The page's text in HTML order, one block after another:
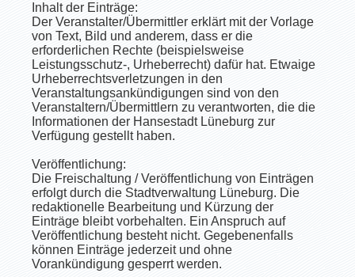
Inhalt der Einträge:
Der Veranstalter/Übermittler erklärt mit der Vorlage
von Text, Bild und anderem, dass er die
erforderlichen Rechte (beispielsweise
Leistungsschutz-, Urheberrecht) dafür hat. Etwaige
Urheberrechtsverletzungen in den
Veranstaltungsankündigungen sind von den
Veranstaltern/Übermittlern zu verantworten, die die
Informationen der Hansestadt Lüneburg zur
Verfügung gestellt haben.
Veröffentlichung:
Die Freischaltung / Veröffentlichung von Einträgen
erfolgt durch die Stadtverwaltung Lüneburg. Die
redaktionelle Bearbeitung und Kürzung der
Einträge bleibt vorbehalten. Ein Anspruch auf
Veröffentlichung besteht nicht. Gegebenenfalls
können Einträge jederzeit und ohne
Vorankündigung gesperrt werden.